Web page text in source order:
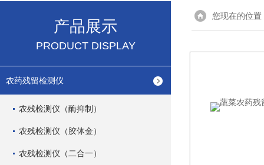
产品展示
PRODUCT DISPLAY
农药残留检测仪
农残检测仪（酶抑制）
农残检测仪（胶体金）
农残检测仪（二合一）
您现在的位置